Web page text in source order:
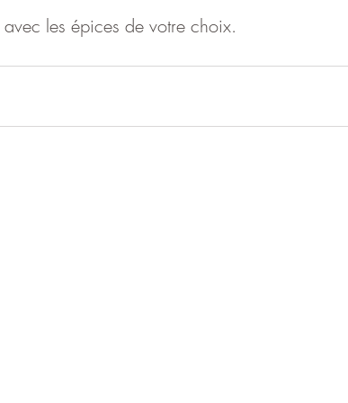
les épices de votre choix.